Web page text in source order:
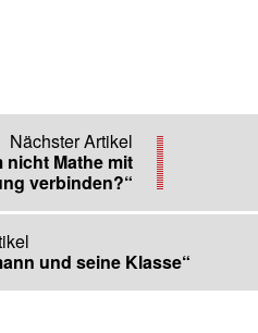
Nächster Artikel
nicht Mathe mit
verbinden?“
und seine Klasse“